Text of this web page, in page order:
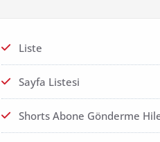
Liste
Sayfa Listesi
Shorts Abone Gönderme